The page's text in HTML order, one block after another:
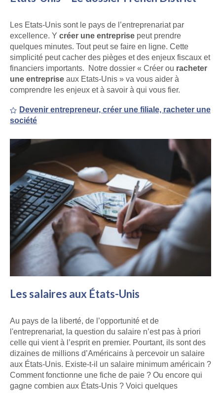
Les Etats-Unis sont le pays de l’entreprenariat par
excellence. Y créer une entreprise peut prendre
quelques minutes. Tout peut se faire en ligne. Cette
simplicité peut cacher des pièges et des enjeux fiscaux et
financiers importants. Notre dossier « Créer ou racheter
une entreprise aux Etats-Unis » va vous aider à
comprendre les enjeux et à savoir à qui vous fier.
Devenir entrepreneur, créer une filiale, racheter une
société
Les salaires aux États-Unis
Au pays de la liberté, de l’opportunité et de
l'entreprenariat, la question du salaire n’est pas à priori
celle qui vient à l’esprit en premier. Pourtant, ils sont des
dizaines de millions d’Américains à percevoir un salaire
aux États-Unis. Existe-t-il un salaire minimum américain ?
Comment fonctionne une fiche de paie ? Ou encore qui
gagne combien aux États-Unis ? Voici quelques